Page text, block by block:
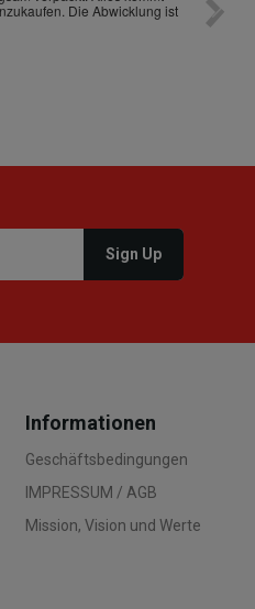
Informationen
Geschäftsbedingungen
IMPRESSUM / AGB
Mission, Vision und Werte